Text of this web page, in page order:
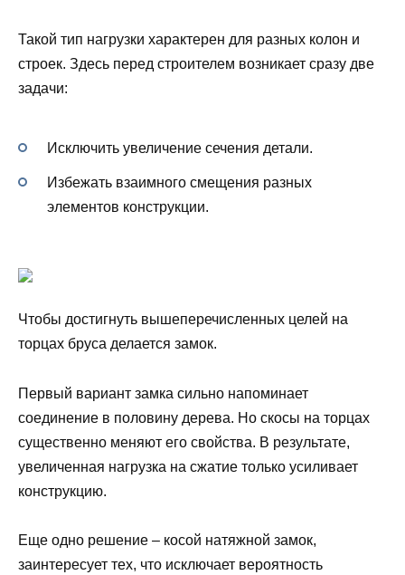
Такой тип нагрузки характерен для разных колон и
строек. Здесь перед строителем возникает сразу две
задачи:
Исключить увеличение сечения детали.
Избежать взаимного смещения разных
элементов конструкции.
Чтобы достигнуть вышеперечисленных целей на
торцах бруса делается замок.
Первый вариант замка сильно напоминает
соединение в половину дерева. Но скосы на торцах
существенно меняют его свойства. В результате,
увеличенная нагрузка на сжатие только усиливает
конструкцию.
Еще одно решение – косой натяжной замок,
заинтересует тех, что исключает вероятность